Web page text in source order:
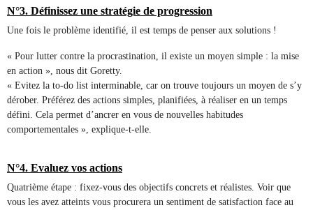
N°3. Définissez une stratégie de progression
Une fois le problème identifié, il est temps de penser aux solutions !
« Pour lutter contre la procrastination, il existe un moyen simple : la mise
en action », nous dit Goretty.
« Evitez la to-do list interminable, car on trouve toujours un moyen de s’y
dérober. Préférez des actions simples, planifiées, à réaliser en un temps
défini. Cela permet d’ancrer en vous de nouvelles habitudes
comportementales », explique-t-elle.
N°4. Evaluez vos actions
Quatrième étape : fixez-vous des objectifs concrets et réalistes. Voir que
vous les avez atteints vous procurera un sentiment de satisfaction face au